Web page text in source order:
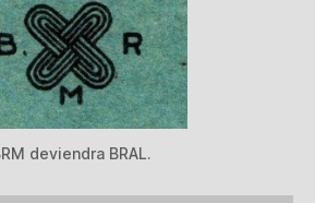
deviendra BRAL.